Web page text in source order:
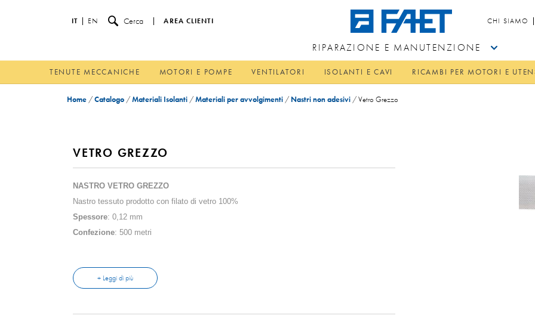
IT EN Cerca AREA CLIENTI CHI SIAMO
RIPARAZIONE E MANUTENZIONE
TENUTE MECCANICHE MOTORI E POMPE VENTILATORI ISOLANTI E CAVI RICAMBI PER MOTORI E
Home /Catalogo /Materiali Isolanti /Materiali per avvolgimenti / Nastri non adesivi /Vetro Grezzo
VETRO GREZZO
NASTRO VETRO GREZZO
Nastro tessuto prodotto con filato di vetro 100%
Spessore: 0,12 mm
Confezione: 500 metri
+ Leggi di più